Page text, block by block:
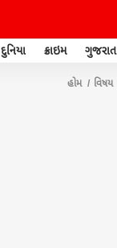
દુનિયા ક્રાઇમ ગુજરાત
હોમ વિષય